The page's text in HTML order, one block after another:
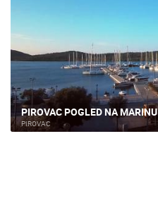
PIROVAC POGLED NA MARINU
PIROVAC